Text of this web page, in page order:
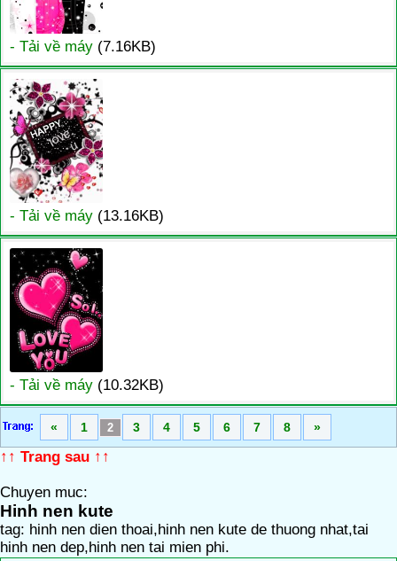
- Tải về máy (7.16KB)
- Tải về máy (13.16KB)
- Tải về máy (10.32KB)
« 1 2 3 4 5 6 7 8 »
↑↑ Trang sau ↑↑
Chuyen muc:
Hinh nen kute
tag: hinh nen dien thoai,hinh nen kute de thuong nhat,tai
hinh nen dep,hinh nen tai mien phi.